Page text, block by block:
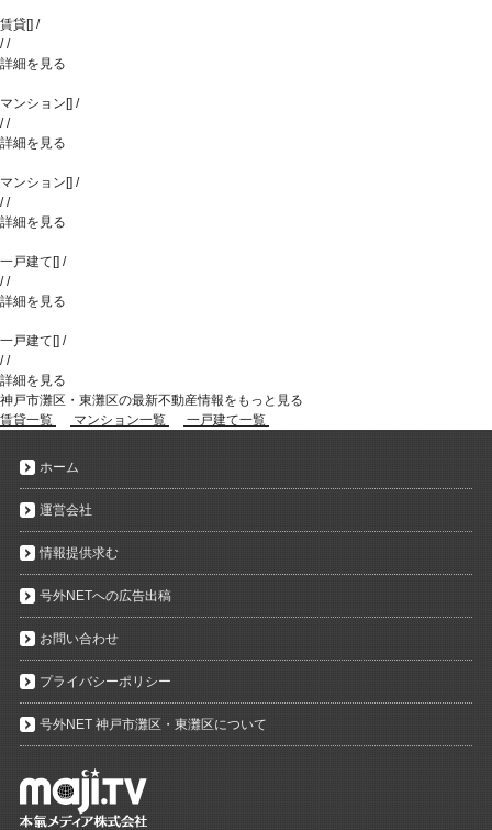
賃貸[] /
//
詳細を見る
マンション[] /
//
詳細を見る
マンション[] /
//
詳細を見る
一戸建て[] /
//
詳細を見る
一戸建て[] /
//
詳細を見る
神戸市灘区・東灘区の最新不動産情報をもっと見る
賃貸一覧
マンション一覧 一戸建て一覧
ホーム
運営会社
情報提供求む
号外NETへの広告出稿
お問い合わせ
プライバシーポリシー
号外NET 神戸市灘区・東灘区について